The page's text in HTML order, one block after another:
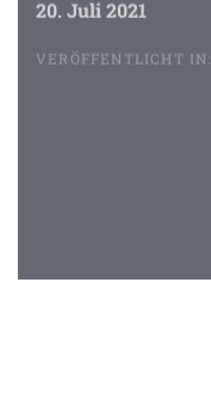
20. Juli 2021
VERÖFFENTLICHT IN: